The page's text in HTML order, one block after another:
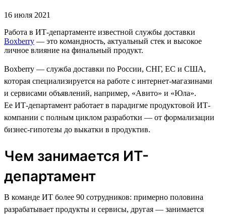
16 июля 2021
Работа в ИТ-департаменте известной службы доставки
Boxberry — это командность, актуальный стек и высокое
личное влияние на финальный продукт.
Boxberry — служба доставки по России, СНГ, ЕС и США,
которая специализируется на работе с интернет-магазинами
и сервисами объявлений, например, «Авито» и «Юла».
Ее ИТ-департамент работает в парадигме продуктовой ИТ-
компании с полным циклом разработки — от формализации
бизнес-гипотезы до выкатки в продуктив.
Чем занимается ИТ-
департамент
В команде ИТ более 90 сотрудников: примерно половина
разрабатывает продукты и сервисы, другая — занимается